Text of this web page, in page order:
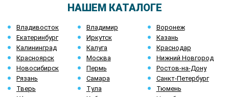
НАШЕМ КАТАЛОГЕ
Владивосток Владимир
Воронеж
Екатеринбург
Иркутск
Казань
Калининград
Калуга
Краснодар
Красноярск
Москва
Нижний Новгород
Новосибирск
Пермь
Ростов-на-Дону
Рязань
Самара
Санкт-Петербург
Тверь
Тула
Тюмень